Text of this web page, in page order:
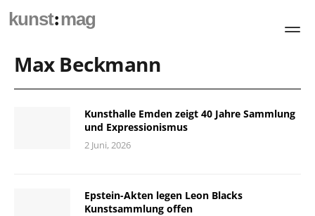
kunst:mag
Max Beckmann
Kunsthalle Emden zeigt 40 Jahre Sammlung
und Expressionismus
2 Juni, 2026
Epstein-Akten legen Leon Blacks
Kunstsammlung offen